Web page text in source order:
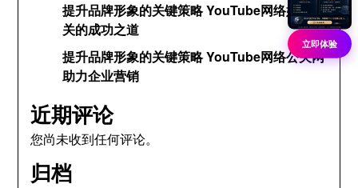
提升品牌形象的关键策略 YouTube网络媒体公
关的成功之道
提升品牌形象的关键策略 YouTube网络公关网
助力企业营销
近期评论
您尚未收到任何评论。
归档
立即体验